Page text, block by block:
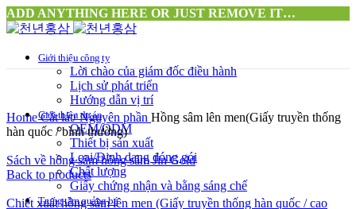
ADD ANYTHING HERE OR JUST REMOVE IT…
Giới thiệu công ty
Lời chào của giám đốc điều hành
Lịch sử phát triển
Hướng dẫn vị trí
Giới thiệu dự án
OEM/ODM
Thiết bị sản xuất
Loại/Định dạng đóng gói
Chất lượng
Giấy chứng nhận và bằng sáng chế
Trung tâm quảng bá
Click to enlarge
HomeCắt lát/ Nguyên phần Hồng sâm lên men(Giấy truyền thống
hàn quốc / bình thường)
Sách về hồng sâm hồng sâm Jin Gold
Back to products
Chiết xuất hồng sâm lên men (Giấy truyền thống hàn quốc / cao